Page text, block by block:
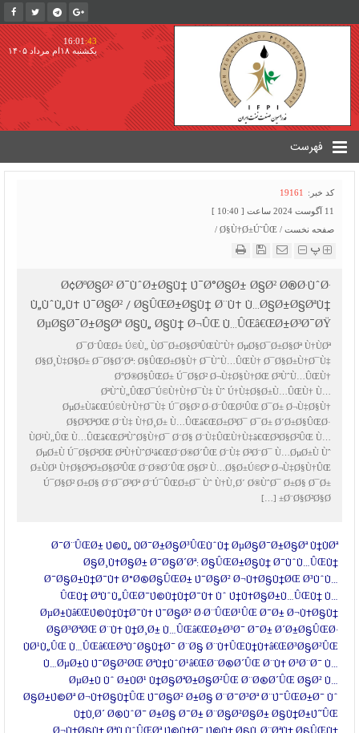
16:01:44
یکشنبه ۱۸ام مرداد ۱۴۰۵
فهرست
کد خبر:
19161
11 آگوست 2024 ساعت [ 10:40 ]
صفحه نخست /
Ø§Ù†Ø±Ú˜ÛŒ
/
پ
Ø¢ØºØ§Ø² Ø¯ÙˆØ±Ø§Ù† Ú¯Ø°Ø§Ø± Ø§Ø² Ø®Ø·ÙˆØ·
Ù„ÙˆÙ„Ù‡ Ú¯Ø§Ø² / Ø§ÛŒØ±Ø§Ù† Ø¨Ù‡ Ù…Ø§Ø±Ø§ØªÙ†
ØµØ§Ø¯Ø±Ø§Øª Ø§Ù„ Ø§Ù† Ø¬ÛŒ Ù…ÛŒâ€ŒØ±Ø³Ø¯ØŸ
Ø¯Ø¨ÛŒØ± Ú©Ù„ ÙØ¯Ø±Ø§Ø³ÛŒÙˆÙ† ØµØ§Ø¯Ø±Ø§Øª Ù†ÙØª
Ø§Ø¸Ù‡Ø§Ø± Ø¯Ø§Ø´Øª: Ø§ÛŒØ±Ø§Ù† Ø¯ÙˆÙ…ÛŒÙ† Ø¯Ø§Ø±Ù†Ø¯Ù‡
Ø°Ø®Ø§ÛŒØ± Ú¯Ø§Ø² Ø¬Ù‡Ø§Ù†ØŒ Ø³ÙˆÙ…ÛŒÙ†
ØªÙˆÙ„ÛŒØ¯Ú©Ù†Ù†Ø¯Ù‡ Ùˆ Ú†Ù‡Ø§Ø±Ù…ÛŒÙ† Ù…
ØµØ±Ùâ€ŒÚ©Ù†Ù†Ø¯Ù‡ Ú¯Ø§Ø² Ø·Ø¨ÛŒØ¹ÛŒ Ø¯Ø± Ø¬Ù‡Ø§Ù†
Ø§Ø³ØªØŒ Ø¨Ù‡ Ù†Ø¸Ø± Ù…ÛŒâ€ŒØ±Ø³Ø¯ Ø¯Ø± Ø´Ø±Ø§ÛŒØ·
ÙØ¹Ù„ÛŒ Ù…ÛŒâ€ŒØªÙˆØ§Ù†Ø¯ Ø¨Ø§ Ø¨Ù‡ÛŒÙ†Ù‡â€ŒØ³Ø§Ø²ÛŒ Ù…
ØµØ±Ù Ú¯Ø§Ø²ØŒ ØªÙ†ÙˆØ¹â€ŒØ¨Ø®Ø´ÛŒ Ø¨Ù‡ Ø³Ø¨Ø¯ Ù…ØµØ±Ù Ùˆ
Ø±ÙØ¹ Ù†Ø§ØªØ±Ø§Ø²ÛŒ Ø¨Ø®Ø´ÛŒ Ø§Ø² Ù…Ø§Ø±Ú©Øª Ø¬Ù‡Ø§Ù†ÛŒ
Ú¯Ø§Ø² Ø±Ø§ Ø¨Ø¯Ø³Øª Ø¨Ú¯ÛŒØ±Ø¯ Ùˆ Ù†Ù‚Ø´ Ø®ÙˆØ¯ Ø±Ø§ Ø¯Ø±
Ø¨Ø§Ø²Ø§Ø± […]
Ø¯Ø¨ÛŒØ± Ú©Ù„ ÙØ¯Ø±Ø§Ø³ÛŒÙˆÙ† ØµØ§Ø¯Ø±Ø§Øª Ù†ÙØª
Ø§Ø¸Ù‡Ø§Ø± Ø¯Ø§Ø´Øª: Ø§ÛŒØ±Ø§Ù† Ø¯ÙˆÙ…ÛŒÙ†
Ø¯Ø§Ø±Ù†Ø¯Ù‡ Ø°Ø®Ø§ÛŒØ± Ú¯Ø§Ø² Ø¬Ù‡Ø§Ù†ØŒ Ø³ÙˆÙ…
ÛŒÙ† ØªÙˆÙ„ÛŒØ¯Ú©Ù†Ù†Ø¯Ù‡ Ùˆ Ú†Ù‡Ø§Ø±Ù…ÛŒÙ† Ù…
ØµØ±Ùâ€ŒÚ©Ù†Ù†Ø¯Ù‡ Ú¯Ø§Ø² Ø·Ø¨ÛŒØ¹ÛŒ Ø¯Ø± Ø¬Ù‡Ø§Ù†
Ø§Ø³ØªØŒ Ø¨Ù‡ Ù†Ø¸Ø± Ù…ÛŒâ€ŒØ±Ø³Ø¯ Ø¯Ø± Ø´Ø±Ø§ÛŒØ·
ÙØ¹Ù„ÛŒ Ù…ÛŒâ€ŒØªÙˆØ§Ù†Ø¯ Ø¨Ø§ Ø¨Ù‡ÛŒÙ†Ù‡â€ŒØ³Ø§Ø²ÛŒ
Ù…ØµØ±Ù Ú¯Ø§Ø²ØŒ ØªÙ†ÙˆØ¹â€ŒØ¨Ø®Ø´ÛŒ Ø¨Ù‡ Ø³Ø¨Ø¯ Ù…
ØµØ±Ù Ùˆ Ø±ÙØ¹ Ù†Ø§ØªØ±Ø§Ø²ÛŒ Ø¨Ø®Ø´ÛŒ Ø§Ø² Ù…
Ø§Ø±Ú©Øª Ø¬Ù‡Ø§Ù†ÛŒ Ú¯Ø§Ø² Ø±Ø§ Ø¨Ø¯Ø³Øª Ø¨Ú¯ÛŒØ±Ø¯ Ùˆ
Ù†Ù‚Ø´ Ø®ÙˆØ¯ Ø±Ø§ Ø¯Ø± Ø¨Ø§Ø²Ø§Ø± Ø§Ù†Ø±Ú˜ÛŒ